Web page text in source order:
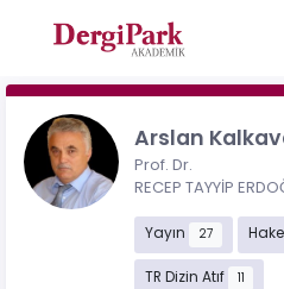
Arslan
Prof. Dr.
RECEP TAYYİP
Yayın 27
TR Dizin Atıf 11